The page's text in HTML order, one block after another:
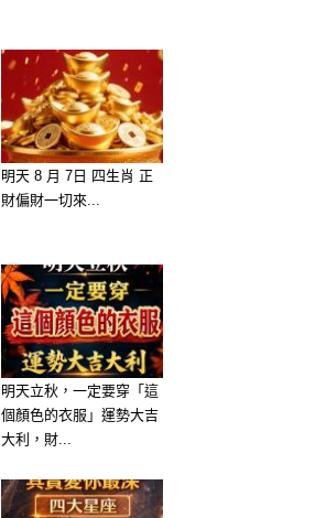
明天 8 月 7日 四生肖 正
財偏財一切來...
明天立秋，一定要穿「這
個顏色的衣服」運勢大吉
大利，財...